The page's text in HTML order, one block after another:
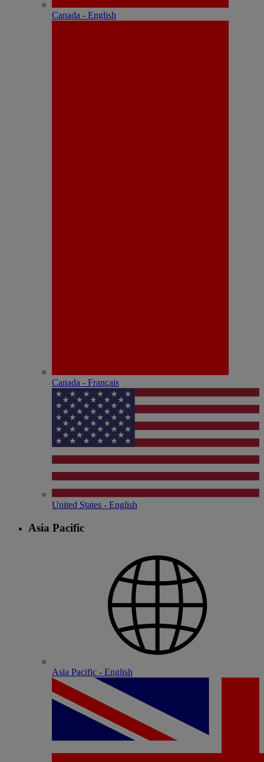
Canada - English
Canada - Français
United States - English
Asia Pacific
Asia Pacific - English